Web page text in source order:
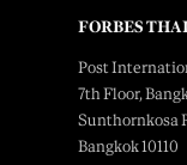
FORBES
Post
7th Floor,
Sunthornkosa
Bangkok 10110